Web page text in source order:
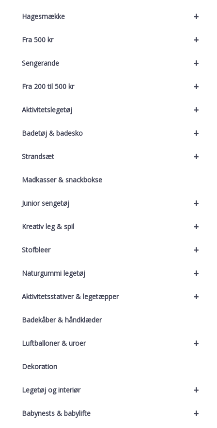
+
Hagesmække
+
Fra 500 kr
+
Sengerande
+
Fra 200 til 500 kr
+
Aktivitetslegetøj
+
Badetøj & badesko
+
Strandsæt
Madkasser & snackbokse
+
Junior sengetøj
+
Kreativ leg & spil
+
Stofbleer
+
Naturgummi legetøj
+
Aktivitetsstativer & legetæpper
Badekåber & håndklæder
+
Luftballoner & uroer
Dekoration
+
Legetøj og interiør
+
Babynests & babylifte